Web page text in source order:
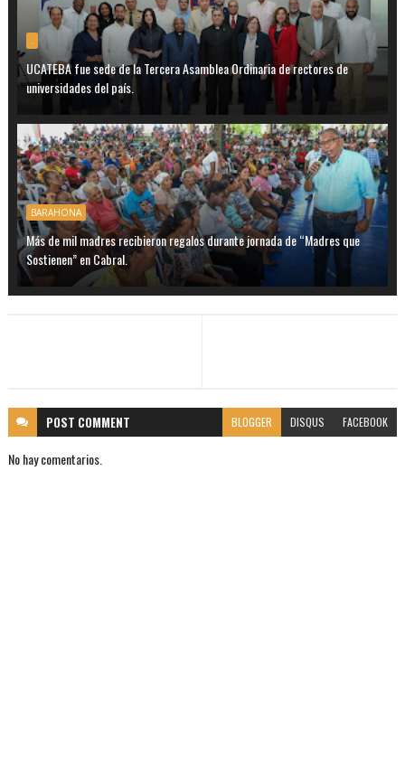
.
UCATEBA fue sede de la Tercera Asamblea Ordinaria de rectores de
universidades del país.
BARAHONA
Más de mil madres recibieron regalos durante jornada de “Madres que
Sostienen” en Cabral.
POST COMMENT BLOGGER DISQUS FACEBOOK
No hay comentarios.